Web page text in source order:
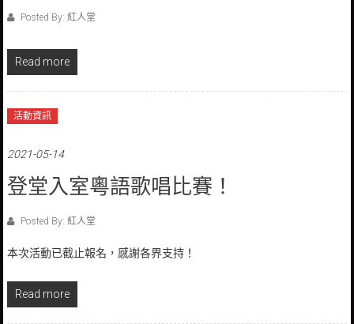
Posted By: 紅人堂
Read more
活動資訊
2021-05-14
登堂入室粵語歌唱比賽！
Posted By: 紅人堂
本次活動已截止報名，感謝各界支持！
Read more